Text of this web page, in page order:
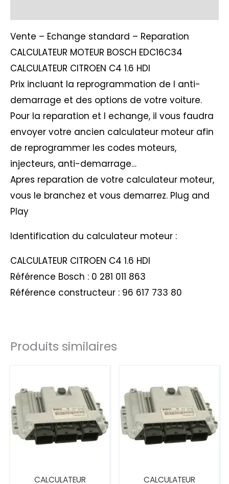
Vente – Echange standard – Reparation
CALCULATEUR MOTEUR BOSCH EDC16C34
CALCULATEUR CITROEN C4 1.6 HDI
Prix incluant la reprogrammation de l anti-
demarrage et des options de votre voiture.
Pour la reparation et l echange, il vous faudra
envoyer votre ancien calculateur moteur afin
de reprogrammer les codes moteurs,
injecteurs, anti-demarrage…
Apres reparation de votre calculateur moteur,
vous le branchez et vous demarrez. Plug and
Play
Identification du calculateur moteur :
CALCULATEUR CITROEN C4 1.6 HDI
Référence Bosch : 0 281 011 863
Référence constructeur : 96 617 733 80
Produits similaires
CALCULATEUR CALCULATEUR